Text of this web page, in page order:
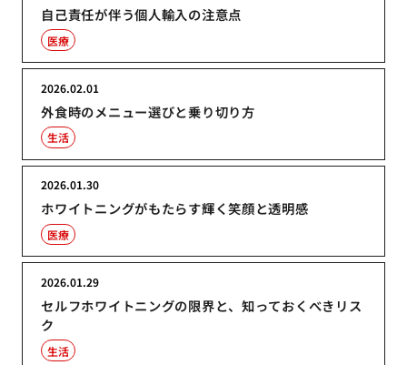
自己責任が伴う個人輸入の注意点
医療
外食時のメニュー選びと乗り切り方
2026.02.01
生活
ホワイトニングがもたらす輝く笑顔と透明感
2026.01.30
医療
セルフホワイトニングの限界と、知っておくべきリス
ク
2026.01.29
生活